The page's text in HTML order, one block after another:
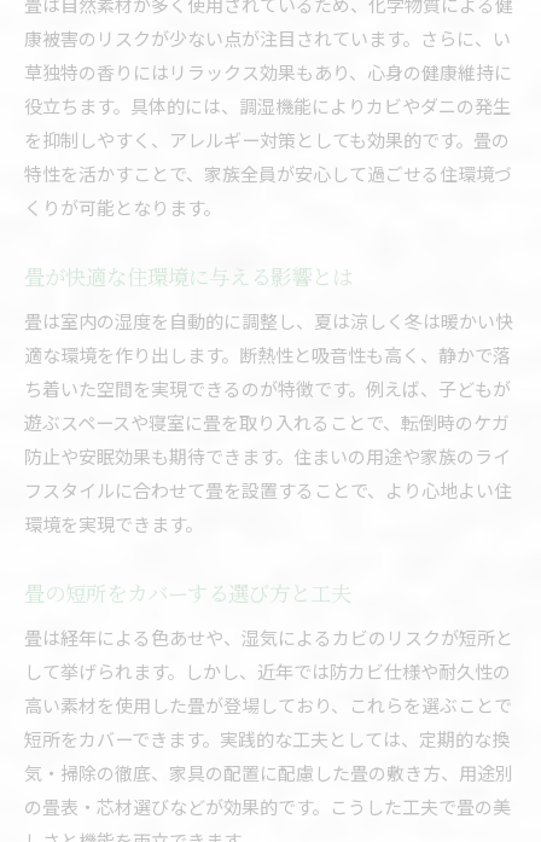
康被害のリスクが少ない点が注目されています。さらに、い
草独特の香りにはリラックス効果もあり、心身の健康維持に
役立ちます。具体的には、調湿機能によりカビやダニの発生
を抑制しやすく、アレルギー対策としても効果的です。畳の
特性を活かすことで、家族全員が安心して過ごせる住環境づ
くりが可能となります。
畳が快適な住環境に与える影響とは
畳は室内の湿度を自動的に調整し、夏は涼しく冬は暖かい快
適な環境を作り出します。断熱性と吸音性も高く、静かで落
ち着いた空間を実現できるのが特徴です。例えば、子どもが
遊ぶスペースや寝室に畳を取り入れることで、転倒時のケガ
防止や安眠効果も期待できます。住まいの用途や家族のライ
フスタイルに合わせて畳を設置することで、より心地よい住
環境を実現できます。
畳の短所をカバーする選び方と工夫
畳は経年による色あせや、湿気によるカビのリスクが短所と
して挙げられます。しかし、近年では防カビ仕様や耐久性の
高い素材を使用した畳が登場しており、これらを選ぶことで
短所をカバーできます。実践的な工夫としては、定期的な換
気・掃除の徹底、家具の配置に配慮した畳の敷き方、用途別
の畳表・芯材選びなどが効果的です。こうした工夫で畳の美